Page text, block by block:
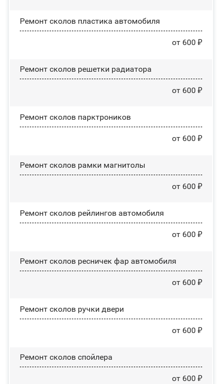
Ремонт сколов пластика автомобиля
от 600 ₽
Ремонт сколов решетки радиатора
от 600 ₽
Ремонт сколов парктроников
от 600 ₽
Ремонт сколов рамки магнитолы
от 600 ₽
Ремонт сколов рейлингов автомобиля
от 600 ₽
Ремонт сколов ресничек фар автомобиля
от 600 ₽
Ремонт сколов ручки двери
от 600 ₽
Ремонт сколов спойлера
от 600 ₽